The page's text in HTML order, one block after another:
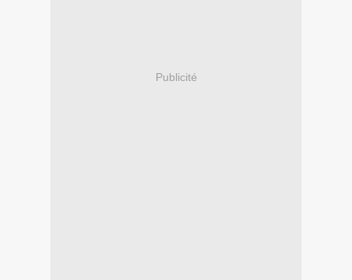
Publicité